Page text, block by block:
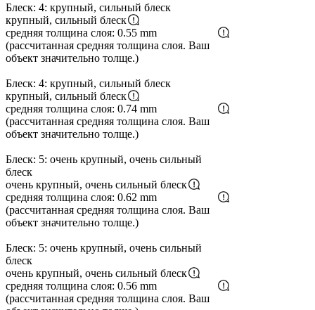
Блеск: 4: крупный, сильный блеск
крупный, сильный блеск
средняя толщина слоя: 0.55 mm
(рассчитанная средняя толщина слоя. Ваш
объект значительно толще.)
Блеск: 4: крупный, сильный блеск
крупный, сильный блеск
средняя толщина слоя: 0.74 mm
(рассчитанная средняя толщина слоя. Ваш
объект значительно толще.)
Блеск: 5: очень крупный, очень сильный
блеск
очень крупный, очень сильный блеск
средняя толщина слоя: 0.62 mm
(рассчитанная средняя толщина слоя. Ваш
объект значительно толще.)
Блеск: 5: очень крупный, очень сильный
блеск
очень крупный, очень сильный блеск
средняя толщина слоя: 0.56 mm
(рассчитанная средняя толщина слоя. Ваш